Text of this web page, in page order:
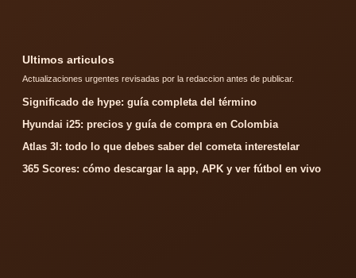
Ultimos articulos
Actualizaciones urgentes revisadas por la redaccion antes de publicar.
Significado de hype: guía completa del término
Hyundai i25: precios y guía de compra en Colombia
Atlas 3I: todo lo que debes saber del cometa interestelar
365 Scores: cómo descargar la app, APK y ver fútbol en vivo